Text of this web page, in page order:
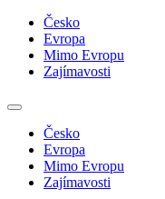
Česko
Evropa
Mimo Evropu
Zajímavosti
Česko
Evropa
Mimo Evropu
Zajímavosti